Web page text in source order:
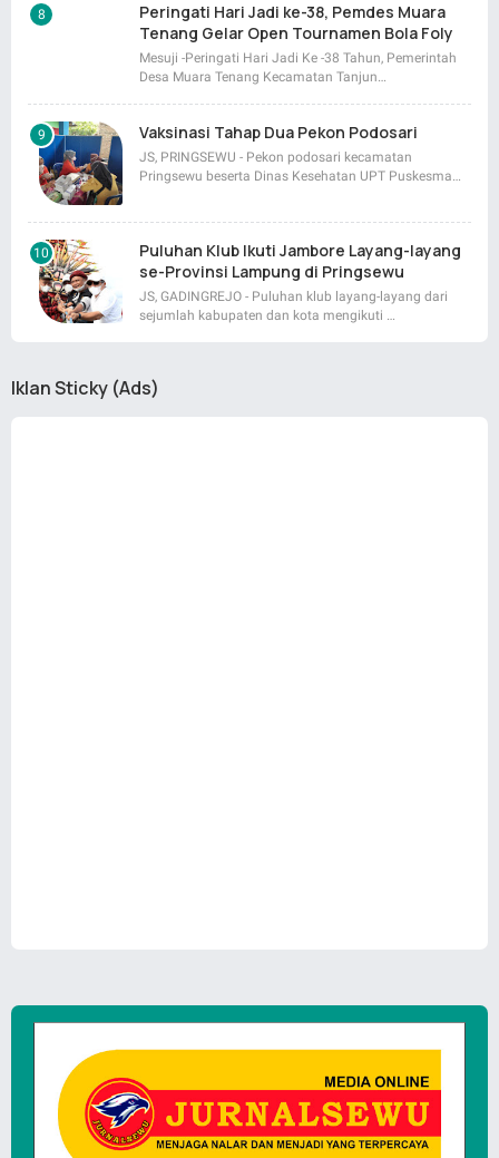
Peringati Hari Jadi ke-38, Pemdes Muara
Tenang Gelar Open Tournamen Bola Foly
Mesuji -Peringati Hari Jadi Ke -38 Tahun, Pemerintah
Desa Muara Tenang Kecamatan Tanjun…
Vaksinasi Tahap Dua Pekon Podosari
JS, PRINGSEWU - Pekon podosari kecamatan
Pringsewu beserta Dinas Kesehatan UPT Puskesma…
Puluhan Klub Ikuti Jambore Layang-layang
se-Provinsi Lampung di Pringsewu
JS, GADINGREJO - Puluhan klub layang-layang dari
sejumlah kabupaten dan kota mengikuti …
Iklan Sticky (Ads)